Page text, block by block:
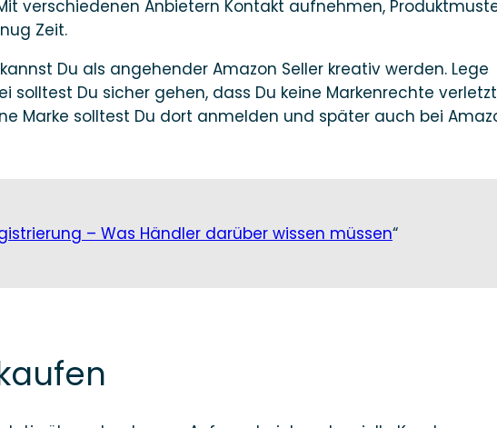
verschiedenen Anbietern Kontakt aufnehmen,
Zeit.
Du als angehender Amazon Seller kreativ werden. Lege
solltest Du sicher gehen, dass Du keine Markenrechte verletzt
Marke solltest Du dort anmelden und später auch bei
– Was Händler darüber wissen müssen“